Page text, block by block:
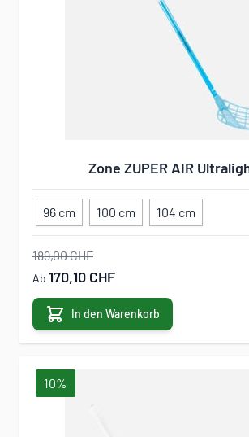
Zone ZUPER AIR
96 cm 100 cm 104 cm
189,00 CHF
Ab 170,10 CHF
In den Warenkorb
10%